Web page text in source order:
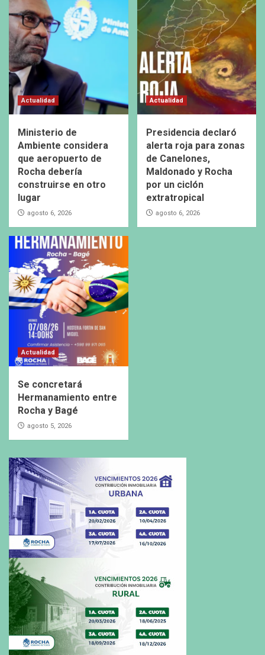
Actualidad
Ministerio de
Ambiente considera
que aeropuerto de
Rocha debería
construirse en otro
lugar
agosto 6, 2026
Actualidad
Presidencia declaró
alerta roja para zonas
de Canelones,
Maldonado y Rocha
por un ciclón
extratropical
agosto 6, 2026
Actualidad
Se concretará
Hermanamiento entre
Rocha y Bagé
agosto 5, 2026